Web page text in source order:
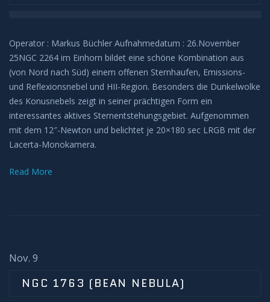
Operator : Markus Büchler Aufnahmedatum : 26.November
25NGC 2264 im Einhorn bildet eine schöne Kombination aus
(von Nord nach Süd) einem offenen Sternhaufen, Emissions-
und Reflexionsnebel und HII-Region. Besonders die Dunkelwolke
des Konusnebels zeigt in seiner prächtigen Form ein
interessantes aktives Sternentstehungsgebiet. Aufgenommen
mit dem 12″-Newton und belichtet je 20×180 sec LRGB mit der
Lacerta-Monokamera.
Read More
Nov. 9
NGC 1763 (BEAN NEBULA)